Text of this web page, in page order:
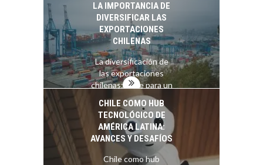
Estratégico para el
Desarrollo Turístico…
LA IMPORTANCIA DE
DIVERSIFICAR LAS
EXPORTACIONES
CHILENAS
La diversificación de
las exportaciones
chilenas: clave para un
crecimiento…
CHILE COMO HUB
TECNOLÓGICO DE
AMÉRICA LATINA:
AVANCES Y DESAFÍOS
Chile como hub